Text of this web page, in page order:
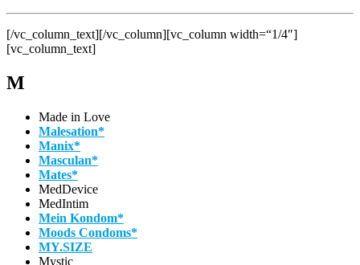
[/vc_column_text][/vc_column][vc_column width=“1/4″]
[vc_column_text]
M
Made in Love
Malesation*
Manix*
Masculan*
Mates*
MedDevice
MedIntim
Mein Kondom*
Moods Condoms*
MY.SIZE
Mystic